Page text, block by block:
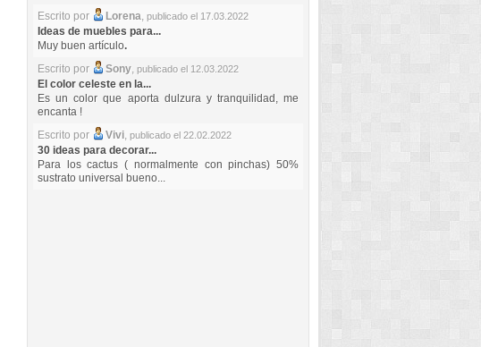
Escrito por
Lorena, publicado el 17.03.2022
Ideas de muebles para...
Muy buen artículo.
Escrito por
Sony, publicado el 12.03.2022
El color celeste en la...
Es un color que aporta dulzura y tranquilidad, me
encanta !
Escrito por
Vivi, publicado el 22.02.2022
30 ideas para decorar...
Para los cactus ( normalmente con pinchas) 50%
sustrato universal bueno...